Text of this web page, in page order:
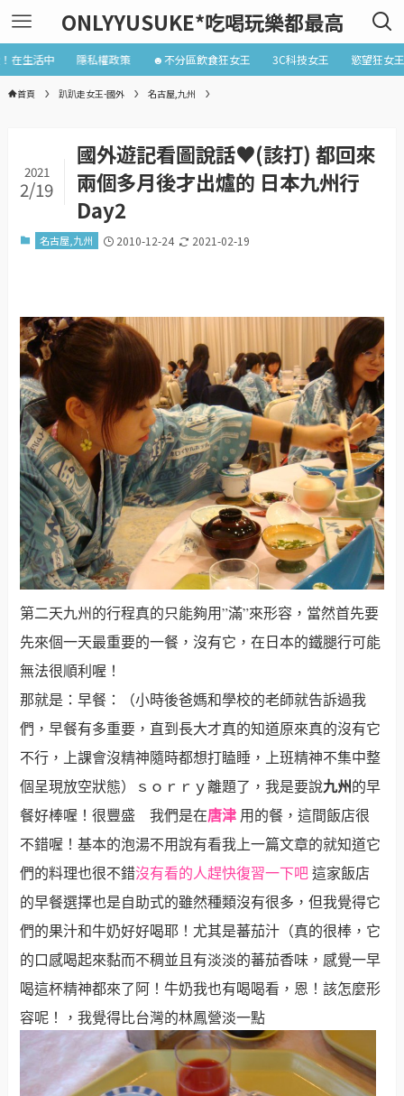
ONLYYUSUKE*吃喝玩樂都最高
在生活中 隱私權政策 ☻不分區飲食狂女王 3C科技女王 慾望狂女王
首頁 趴趴走女王-國外 名古屋,九州
國外遊記看圖說話♥(該打) 都回來
兩個多月後才出爐的 日本九州行
Day2
2021
2/19
名古屋,九州 2010-12-24 2021-02-19
第二天九州的行程真的只能夠用”滿”來形容，當然首先要
先來個一天最重要的一餐，沒有它，在日本的鐵腿行可能
無法很順利喔！
那就是：早餐：（小時後爸媽和學校的老師就告訴過我
們，早餐有多重要，直到長大才真的知道原來真的沒有它
不行，上課會沒精神隨時都想打瞌睡，上班精神不集中整
個呈現放空狀態）ｓｏｒｒｙ離題了，我是要說九州的早
餐好棒喔！很豐盛 我們是在唐津 用的餐，這間飯店很
不錯喔！基本的泡湯不用說有看我上一篇文章的就知道它
們的料理也很不錯沒有看的人趕快復習一下吧這家飯店
的早餐選擇也是自助式的雖然種類沒有很多，但我覺得它
們的果汁和牛奶好好喝耶！尤其是蕃茄汁（真的很棒，它
的口感喝起來黏而不稠並且有淡淡的蕃茄香味，感覺一早
喝這杯精神都來了阿！牛奶我也有喝喝看，恩！該怎麼形
容呢！，我覺得比台灣的林鳳營淡一點